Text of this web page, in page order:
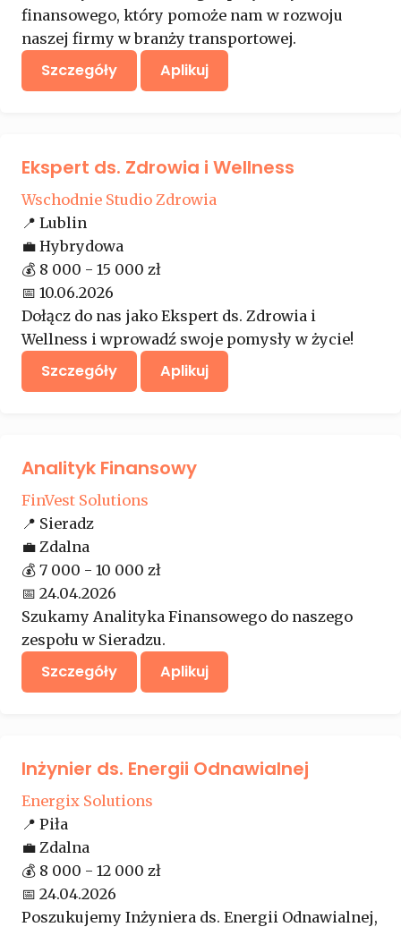
finansowego, który pomoże nam w rozwoju
naszej firmy w branży transportowej.
Szczegóły Aplikuj
Ekspert ds. Zdrowia i Wellness
Wschodnie Studio Zdrowia
📍 Lublin
💼 Hybrydowa
💰 8 000 - 15 000 zł
📅 10.06.2026
Dołącz do nas jako Ekspert ds. Zdrowia i
Wellness i wprowadź swoje pomysły w życie!
Szczegóły Aplikuj
Analityk Finansowy
FinVest Solutions
📍 Sieradz
💼 Zdalna
💰 7 000 - 10 000 zł
📅 24.04.2026
Szukamy Analityka Finansowego do naszego
zespołu w Sieradzu.
Szczegóły Aplikuj
Inżynier ds. Energii Odnawialnej
Energix Solutions
📍 Piła
💼 Zdalna
💰 8 000 - 12 000 zł
📅 24.04.2026
Poszukujemy Inżyniera ds. Energii Odnawialnej,